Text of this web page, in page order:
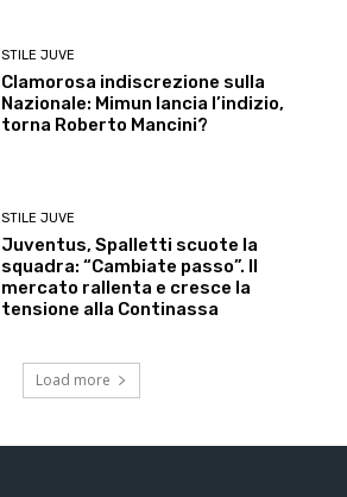
STILE JUVE
Clamorosa indiscrezione sulla
Nazionale: Mimun lancia l’indizio,
torna Roberto Mancini?
STILE JUVE
Juventus, Spalletti scuote la
squadra: “Cambiate passo”. Il
mercato rallenta e cresce la
tensione alla Continassa
Load more